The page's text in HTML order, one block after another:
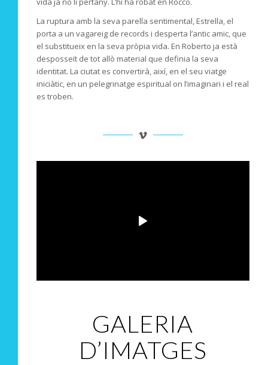
La ruptura amb la seva parella sentimental, Estrella, el
porta a un vagareig de records i desperta l’antic amic, que
el substitueix en la seva pròpia vida. En Roberto ja està
desposseït de tot allò material que definia la seva
identitat. La ciutat es convertirà, així, en el seu viatge
iniciàtic, en un pelegrinatge espiritual on l’imaginari i el real
es troben.
GALERIA
D’IMATGES